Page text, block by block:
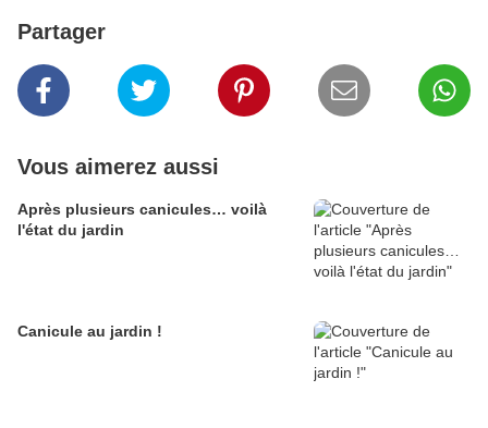
Partager
Vous aimerez aussi
Après plusieurs canicules… voilà
l'état du jardin
Canicule au jardin !